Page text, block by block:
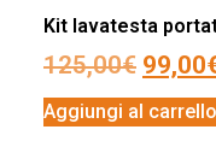
Kit lavatesta
125,00€ 99,00
Aggiungi al carrello